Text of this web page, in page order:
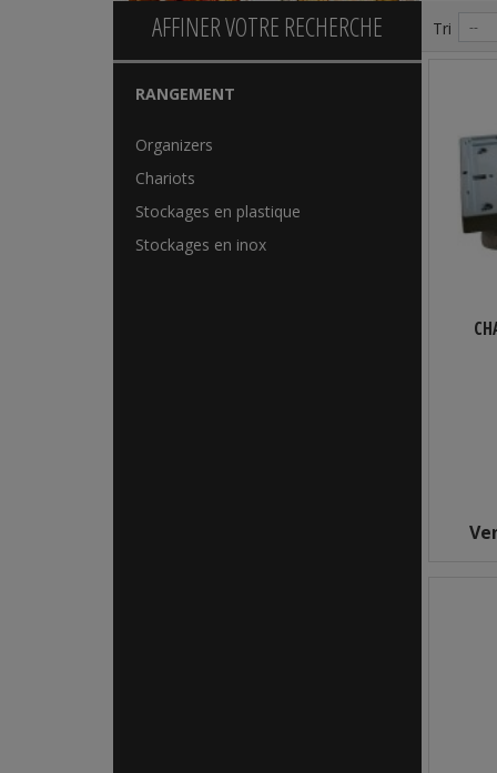
AFFINER VOTRE RECHERCHE
RANGEMENT
Organizers
Chariots
Stockages en plastique
Stockages en inox
Tri --